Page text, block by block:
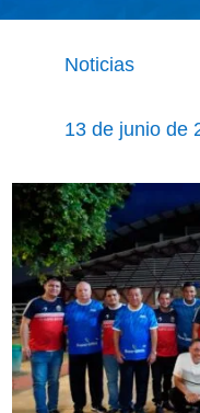
Noticias
13 de junio de